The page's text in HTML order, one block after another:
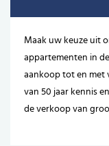
Maak uw keuze uit
appartementen in
aankoop tot en met
van 50 jaar kennis
de verkoop van